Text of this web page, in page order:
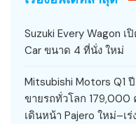
Suzuki Every Wagon
Car ขนาด 4 ที่นั่ง ใหม่
Mitsubishi Motors Q1
ขายรถทั่วโลก 179,000
เดินหน้า Pajero ใหม่–เร่